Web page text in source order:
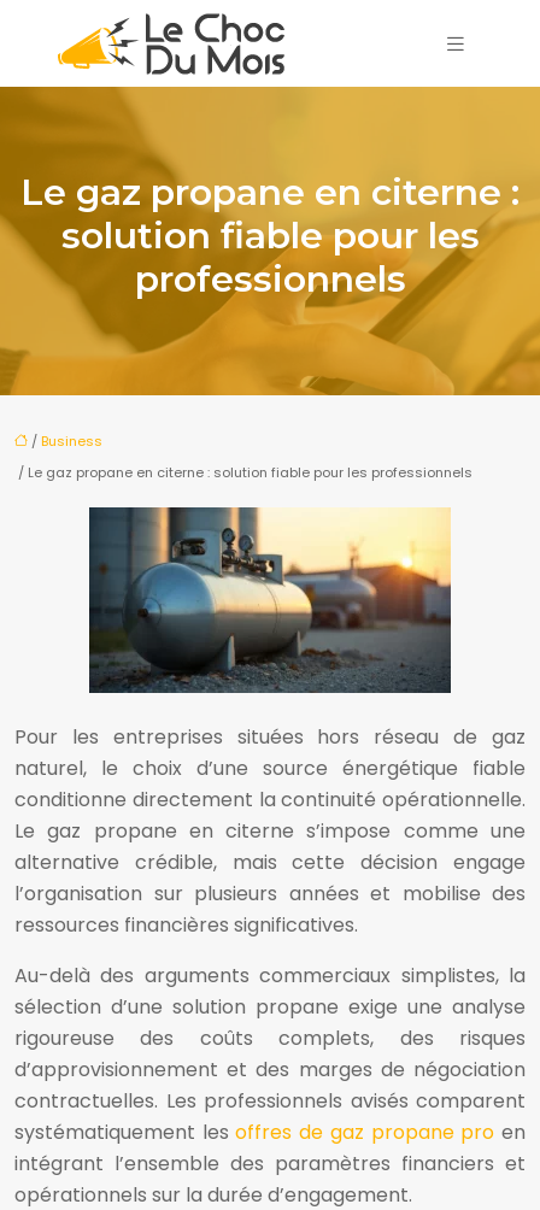
Le gaz propane en citerne :
solution fiable pour les
professionnels
/Business
/ Le gaz propane en citerne : solution fiable pour les professionnels
Pour les entreprises situées hors réseau de gaz
naturel, le choix d’une source énergétique fiable
conditionne directement la continuité opérationnelle.
Le gaz propane en citerne s’impose comme une
alternative crédible, mais cette décision engage
l’organisation sur plusieurs années et mobilise des
ressources financières significatives.
Au-delà des arguments commerciaux simplistes, la
sélection d’une solution propane exige une analyse
rigoureuse des coûts complets, des risques
d’approvisionnement et des marges de négociation
contractuelles. Les professionnels avisés comparent
systématiquement lesoffres de gaz propane pro en
intégrant l’ensemble des paramètres financiers et
opérationnels sur la durée d’engagement.